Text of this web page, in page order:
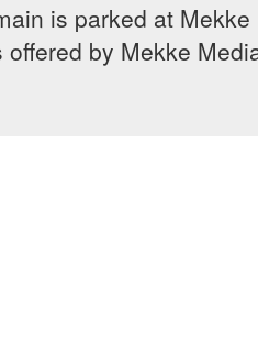
is parked at Mekke
by Mekke